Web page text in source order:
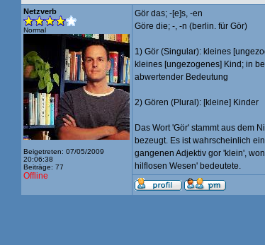
Netzverb
Normal
Beigetreten: 07/05/2009
20:06:38
Beiträge: 77
Offline
Gör das; -[e]s, -en
Göre die; -, -n (berlin. für Gör)
1) Gör (Singular): kleines
kleines [ungezogenes] Kind; in
abwertender Bedeutung
2) Gören (Plural): [kleine] Kinder
Das Wort 'Gör' stammt aus dem
bezeugt. Es ist wahrscheinlich
gangenen Adjektiv gor 'klein',
hilflosen Wesen' bedeutete.